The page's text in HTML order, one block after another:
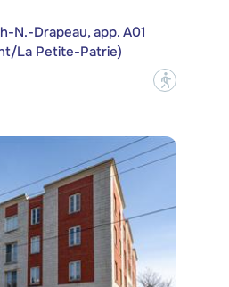
N.-Drapeau, app. A01
La Petite-Patrie)
?